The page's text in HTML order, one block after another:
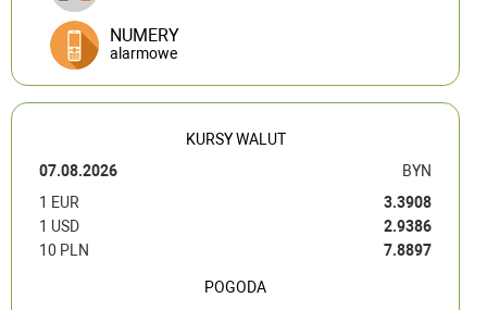
NUMERY
alarmowe
KURSY WALUT
07.08.2026
BYN
1 EUR
3.3908
1 USD
2.9386
10 PLN
7.8897
POGODA